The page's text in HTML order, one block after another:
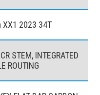
XX1 2023 34T
STEM, INTEGRATED
ROUTING